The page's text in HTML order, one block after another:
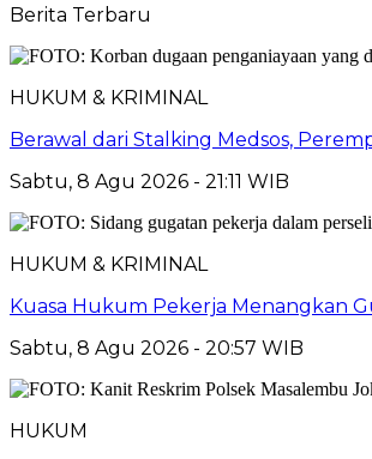
Berita Terbaru
HUKUM & KRIMINAL
Berawal dari Stalking Medsos,
Sabtu, 8 Agu 2026 - 21:11 WIB
HUKUM & KRIMINAL
Kuasa Hukum Pekerja Menangkan
Sabtu, 8 Agu 2026 - 20:57 WIB
HUKUM